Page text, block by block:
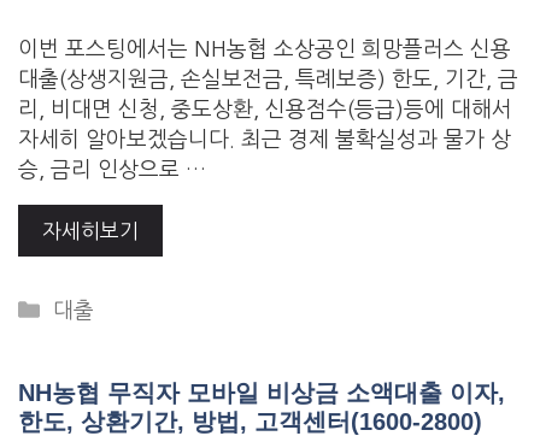
이번 포스팅에서는 NH농협 소상공인 희망플러스 신용
대출(상생지원금, 손실보전금, 특례보증) 한도, 기간, 금
리, 비대면 신청, 중도상환, 신용점수(등급)등에 대해서
자세히 알아보겠습니다. 최근 경제 불확실성과 물가 상
승, 금리 인상으로 …
자세히보기
Categories
대출
NH농협 무직자 모바일 비상금 소액대출 이자,
한도, 상환기간, 방법, 고객센터(1600-2800)